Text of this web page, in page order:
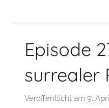
Episode
surrealer
Veröffentlicht am 9.